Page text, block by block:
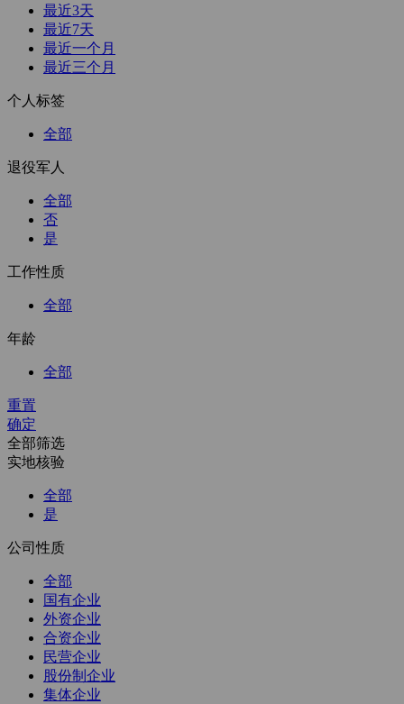
最近3天
最近7天
最近一个月
最近三个月
个人标签
全部
退役军人
全部
否
是
工作性质
全部
年龄
全部
重置
确定
全部筛选
实地核验
全部
是
公司性质
全部
国有企业
外资企业
合资企业
民营企业
股份制企业
集体企业